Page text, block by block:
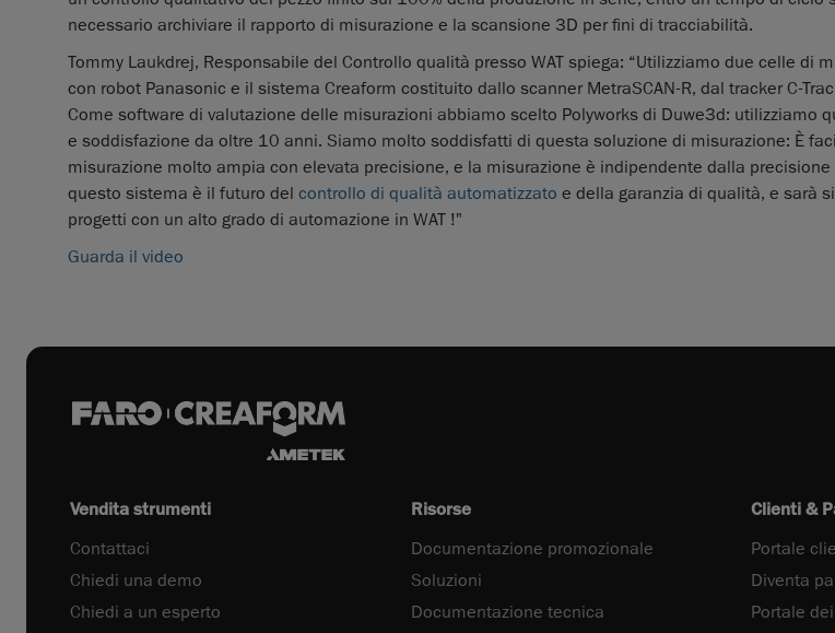
necessario archiviare il rapporto di misurazione e la scansione 3D per fini di tracciabilità.
Tommy Laukdrej, Responsabile del Controllo qualità presso WAT spiega: “Utilizziamo due celle di
con robot Panasonic e il sistema Creaform costituito dallo scanner MetraSCAN-R, dal tracker C-
Come software di valutazione delle misurazioni abbiamo scelto Polyworks di Duwe3d: utilizziamo
e soddisfazione da oltre 10 anni. Siamo molto soddisfatti di questa soluzione di misurazione: È
misurazione molto ampia con elevata precisione, e la misurazione è indipendente dalla precisione
questo sistema è il futuro del controllo di qualità automatizzato e della garanzia di qualità, e sarà
progetti con un alto grado di automazione in WAT !"
Guarda il video
Vendita strumenti
Contattaci
Chiedi una demo
Chiedi a un esperto
Risorse
Documentazione promozionale
Soluzioni
Documentazione tecnica
Clienti &
Portale
Diventa
Portale